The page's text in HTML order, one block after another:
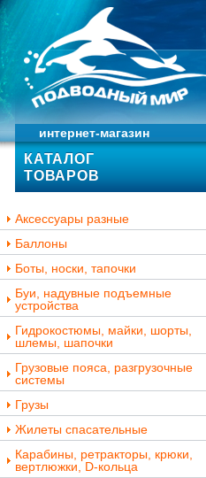
интернет-магазин
КАТАЛОГ
ТОВАРОВ
Аксессуары разные
Баллоны
Боты, носки, тапочки
Буи, надувные подъемные
устройства
Гидрокостюмы, майки, шорты,
шлемы, шапочки
Грузовые пояса, разгрузочные
системы
Грузы
Жилеты спасательные
Карабины, ретракторы, крюки,
вертлюжки, D-кольца